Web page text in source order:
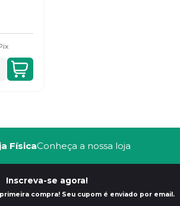
FísicaConheça a nossa loja
Inscreva-se agora!
primeira compra! Seu cupom é enviado por email.